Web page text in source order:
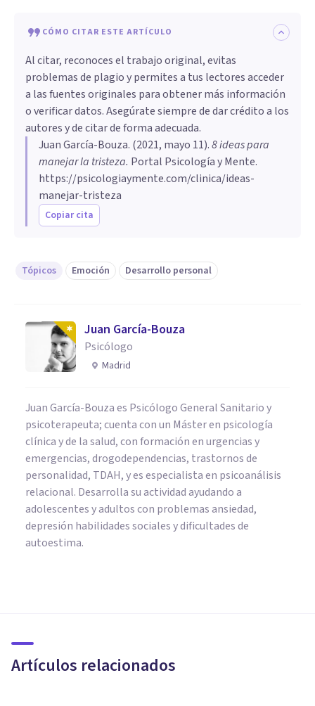
CÓMO CITAR ESTE ARTÍCULO
Al citar, reconoces el trabajo original, evitas
problemas de plagio y permites a tus lectores acceder
a las fuentes originales para obtener más información
o verificar datos. Asegúrate siempre de dar crédito a los
autores y de citar de forma adecuada.
Juan García-Bouza. (2021, mayo 11).8 ideas para
manejar la tristeza. Portal Psicología y Mente.
https://psicologiaymente.com/clinica/ideas-
manejar-tristeza
Copiar cita
Tópicos Emoción Desarrollo personal
Juan García-Bouza
Psicólogo
Madrid
Juan García-Bouza es Psicólogo General Sanitario y
psicoterapeuta; cuenta con un Máster en psicología
clínica y de la salud, con formación en urgencias y
emergencias, drogodependencias, trastornos de
personalidad, TDAH, y es especialista en psicoanálisis
relacional. Desarrolla su actividad ayudando a
adolescentes y adultos con problemas ansiedad,
depresión habilidades sociales y dificultades de
autoestima.
Artículos relacionados
combatirla